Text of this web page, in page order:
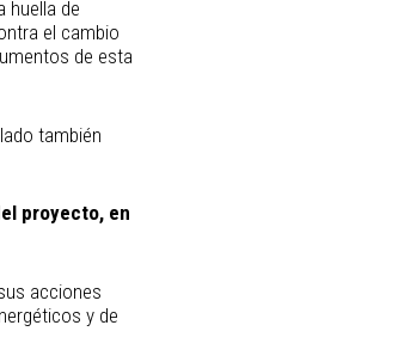
huella de
el cambio
de esta
también
proyecto, en
acciones
y de